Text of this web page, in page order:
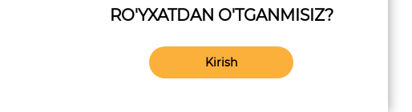
RO'YXATDAN O'TGANMISIZ?
Kirish